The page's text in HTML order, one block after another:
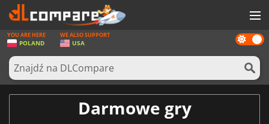
GRY
KARTY DO GIER
OPROGRAMOWANIE
Dark
mode
YOU ARE HERE
POLAND
WE ALSO SUPPORT
USA
Darmowe gry